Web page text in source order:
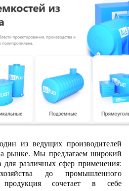
из ведущих производителей
рынке. Мы предлагаем широкий
для различных сфер применения:
до промышленного
сочетает в себе